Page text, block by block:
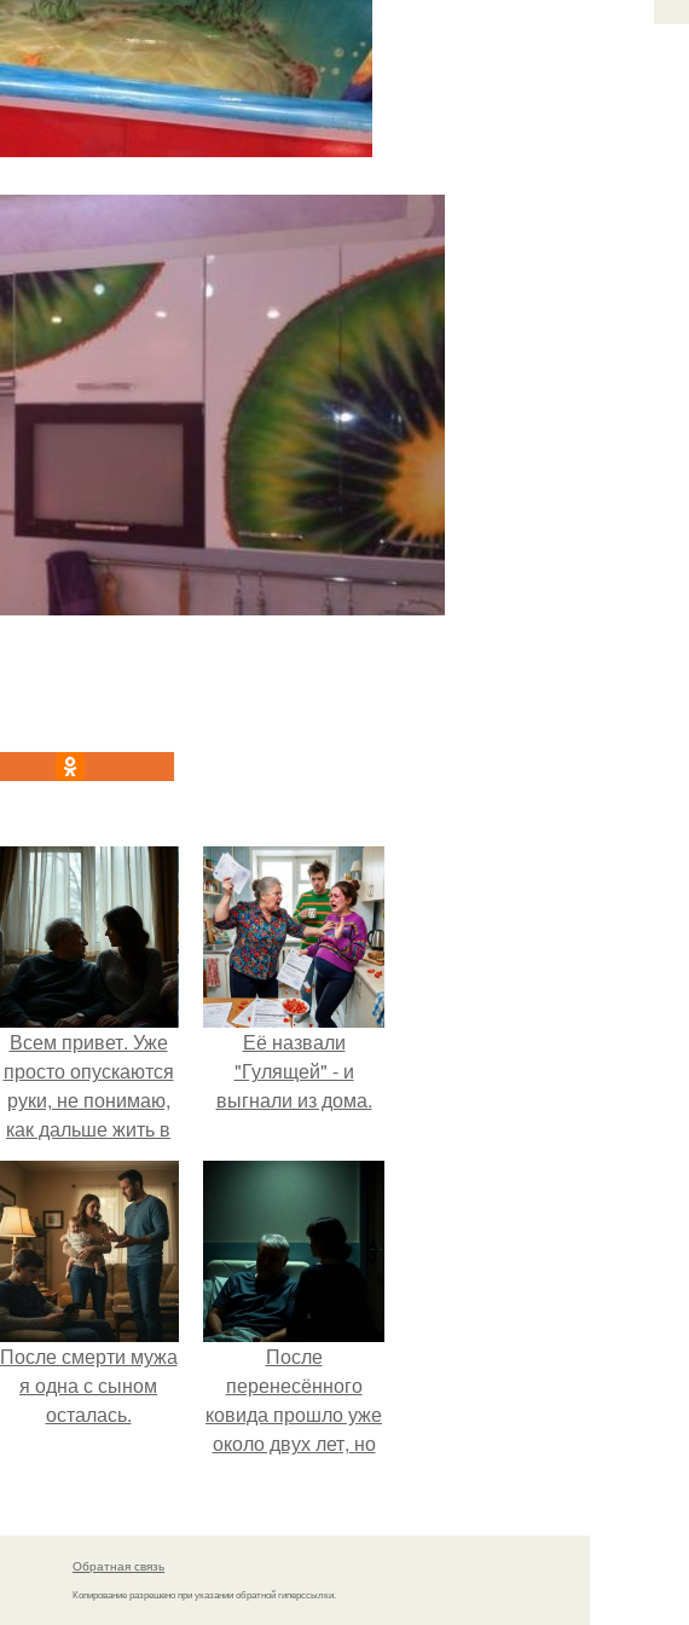
Всем привет. Уже
просто опускаются
руки, не понимаю,
как дальше жить в
этой ситуации.
Её назвали
"Гулящей" - и
выгнали из дома.
После смерти мужа
я одна с сыном
осталась.
После
перенесённого
ковида прошло уже
около двух лет, но
очень чётко.
Обратная связь
Копирование разрешено при указании обратной гиперссылки.